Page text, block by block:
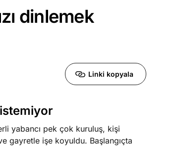
Yazıları
dinlemek
Linki kopyala
yabancı pek çok kuruluş, kişi
gayretle işe koyuldu. Başlangıçta